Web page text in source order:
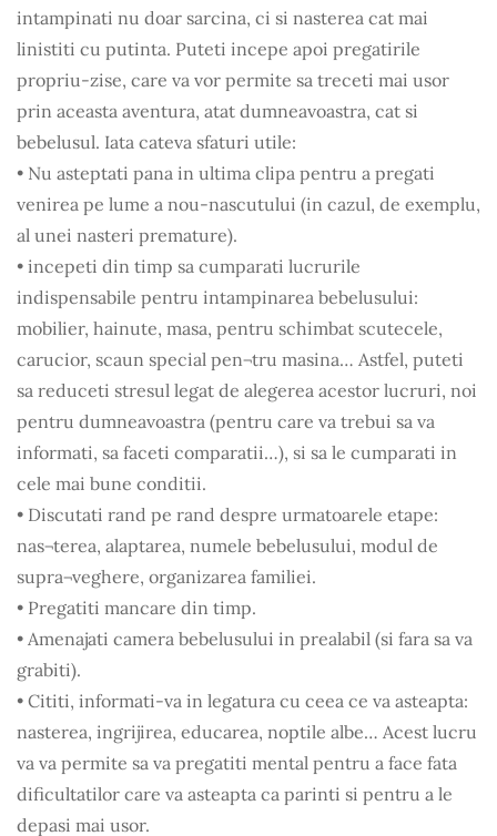
intampinati nu doar sarcina, ci si nasterea cat mai
linistiti cu putinta. Puteti incepe apoi pregatirile
propriu-zise, care va vor permite sa treceti mai usor
prin aceasta aventura, atat dumneavoastra, cat si
bebelusul. Iata cateva sfaturi utile:
• Nu asteptati pana in ultima clipa pentru a pregati
venirea pe lume a nou-nascutului (in cazul, de exemplu,
al unei nasteri premature).
• incepeti din timp sa cumparati lucrurile
indispensabile pentru intampinarea bebelusului:
mobilier, hainute, masa, pentru schimbat scutecele,
carucior, scaun special pen¬tru masina… Astfel, puteti
sa reduceti stresul legat de alegerea acestor lucruri, noi
pentru dumneavoastra (pentru care va trebui sa va
informati, sa faceti comparatii…), si sa le cumparati in
cele mai bune conditii.
• Discutati rand pe rand despre urmatoarele etape:
nas¬terea, alaptarea, numele bebelusului, modul de
supra¬veghere, organizarea familiei.
• Pregatiti mancare din timp.
• Amenajati camera bebelusului in prealabil (si fara sa va
grabiti).
• Cititi, informati-va in legatura cu ceea ce va asteapta:
nasterea, ingrijirea, educarea, noptile albe… Acest lucru
va va permite sa va pregatiti mental pentru a face fata
dificultatilor care va asteapta ca parinti si pentru a le
depasi mai usor.